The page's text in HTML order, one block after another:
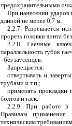
предохранительными
При нанесении ударов
длиной не менее 0,7 м.
2.2.7. Разрешается
прорезь головки винта
2.2.8. Гаечные
параллельность губок
- без заусенцев.
Запрещается:
отвертывать и
трубами и т.п.;
применять прокладки
болтов и гаек.
2.2.9. При работе в
Правилам применения
техническим